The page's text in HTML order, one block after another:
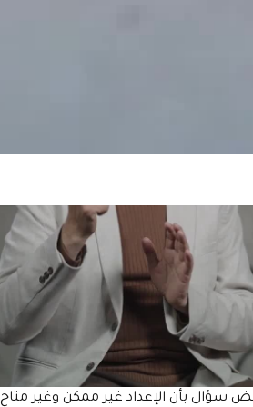
سؤال بأن الإعداد غير ممكن وغير متاح